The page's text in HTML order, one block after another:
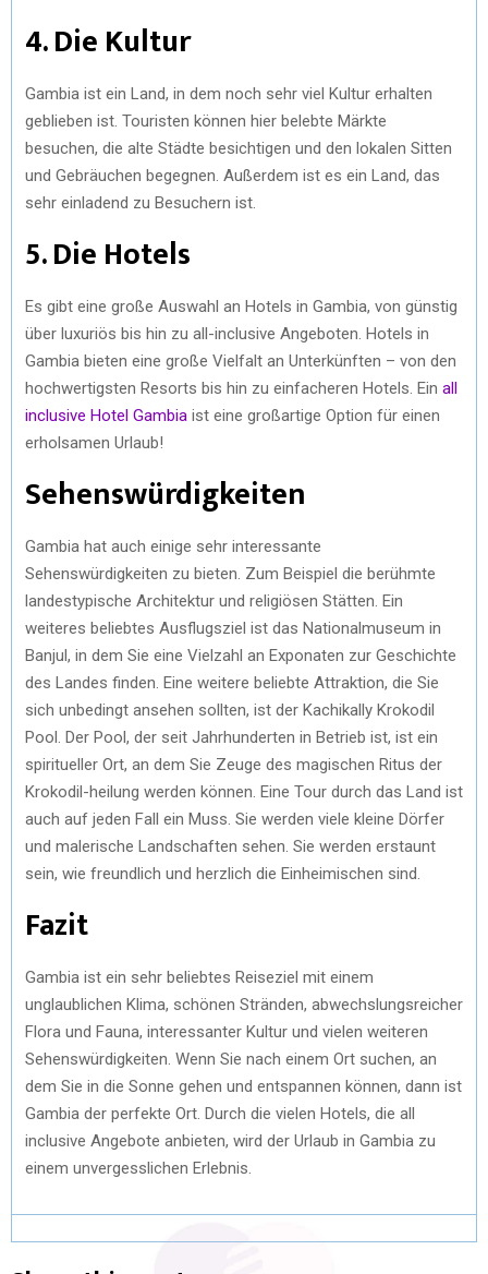
4. Die Kultur
Gambia ist ein Land, in dem noch sehr viel Kultur erhalten
geblieben ist. Touristen können hier belebte Märkte
besuchen, die alte Städte besichtigen und den lokalen Sitten
und Gebräuchen begegnen. Außerdem ist es ein Land, das
sehr einladend zu Besuchern ist.
5. Die Hotels
Es gibt eine große Auswahl an Hotels in Gambia, von günstig
über luxuriös bis hin zu all-inclusive Angeboten. Hotels in
Gambia bieten eine große Vielfalt an Unterkünften – von den
hochwertigsten Resorts bis hin zu einfacheren Hotels. Ein all
inclusive Hotel Gambia ist eine großartige Option für einen
erholsamen Urlaub!
Sehenswürdigkeiten
Gambia hat auch einige sehr interessante
Sehenswürdigkeiten zu bieten. Zum Beispiel die berühmte
landestypische Architektur und religiösen Stätten. Ein
weiteres beliebtes Ausflugsziel ist das Nationalmuseum in
Banjul, in dem Sie eine Vielzahl an Exponaten zur Geschichte
des Landes finden. Eine weitere beliebte Attraktion, die Sie
sich unbedingt ansehen sollten, ist der Kachikally Krokodil
Pool. Der Pool, der seit Jahrhunderten in Betrieb ist, ist ein
spiritueller Ort, an dem Sie Zeuge des magischen Ritus der
Krokodil-heilung werden können. Eine Tour durch das Land ist
auch auf jeden Fall ein Muss. Sie werden viele kleine Dörfer
und malerische Landschaften sehen. Sie werden erstaunt
sein, wie freundlich und herzlich die Einheimischen sind.
Fazit
Gambia ist ein sehr beliebtes Reiseziel mit einem
unglaublichen Klima, schönen Stränden, abwechslungsreicher
Flora und Fauna, interessanter Kultur und vielen weiteren
Sehenswürdigkeiten. Wenn Sie nach einem Ort suchen, an
dem Sie in die Sonne gehen und entspannen können, dann ist
Gambia der perfekte Ort. Durch die vielen Hotels, die all
inclusive Angebote anbieten, wird der Urlaub in Gambia zu
einem unvergesslichen Erlebnis.